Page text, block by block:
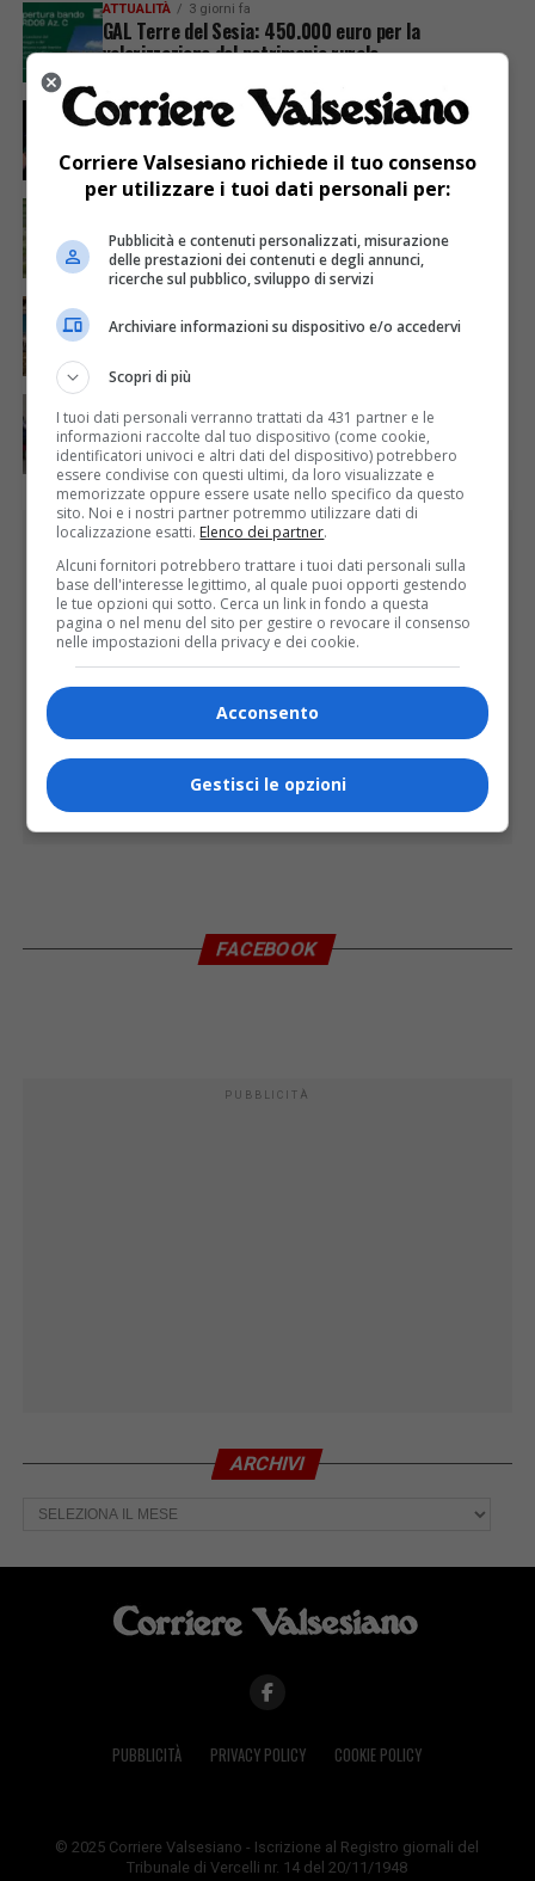
ATTUALITÀ 3 giorni fa
GAL Terre del Sesia: 450.000 euro per la
valorizzazione del patrimonio rurale
ATTUALITÀ 7 giorni fa
Sabato 8 agosto in piazza a Varallo Gran Galà Lirico
Siccità, Gattinara chiede il riconoscimento dello
stato di calamità naturale
Concluso il Master Gessi Summer Excellence 2026
Festa Walser delle genti valsesiane quinta edizione
PUBBLICITÀ
FACEBOOK
PUBBLICITÀ
ARCHIVI
Archivi
PUBBLICITÀ PRIVACY POLICY COOKIE POLICY
© 2025 Corriere Valsesiano - Iscrizione al Registro giornali del
Tribunale di Vercelli nr. 14 del 20/11/1948
Corriere Valsesiano richiede il tuo consenso
per utilizzare i tuoi dati personali per:
Pubblicità e contenuti personalizzati, misurazione
delle prestazioni dei contenuti e degli annunci,
ricerche sul pubblico, sviluppo di servizi
Archiviare informazioni su dispositivo e/o accedervi
Scopri di più
I tuoi dati personali verranno trattati da 431 partner e le
informazioni raccolte dal tuo dispositivo (come cookie,
identificatori univoci e altri dati del dispositivo) potrebbero
essere condivise con questi ultimi, da loro visualizzate e
memorizzate oppure essere usate nello specifico da questo
sito. Noi e i nostri partner potremmo utilizzare dati di
localizzazione esatti. Elenco dei partner.
Alcuni fornitori potrebbero trattare i tuoi dati personali sulla
base dell'interesse legittimo, al quale puoi opporti gestendo
le tue opzioni qui sotto. Cerca un link in fondo a questa
pagina o nel menu del sito per gestire o revocare il consenso
nelle impostazioni della privacy e dei cookie.
Acconsento
Gestisci le opzioni